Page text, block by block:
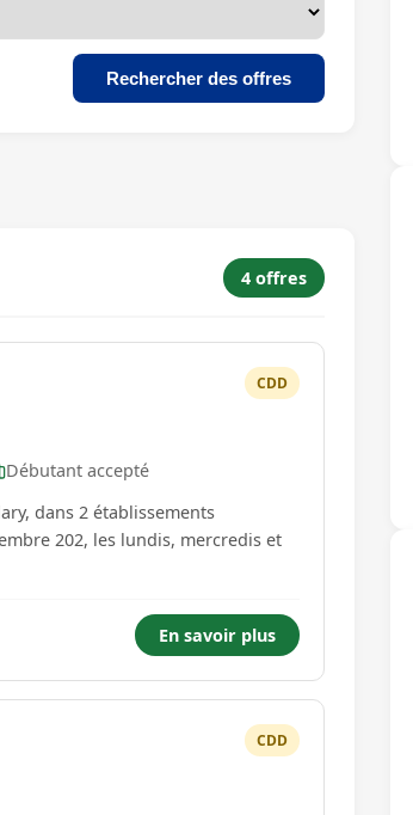
Rechercher des offres
4 offres
CDD
Débutant accepté
dans 2 établissements
202, les lundis, mercredis et
En savoir plus
CDD